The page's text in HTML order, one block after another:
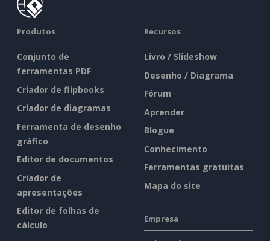
Produtos
Conjunto de
ferramentas PDF
Criador de flipbooks
Criador de diagramas
Ferramenta de desenho
gráfico
Editor de documentos
Criador de
apresentações
Editor de folhas de
cálculo
Recursos
Livro / Slideshow
Desenho / Diagrama
Fórum
Aprender
Blogue
Conhecimento
Ferramentas gratuitas
Mapa do site
Empresa